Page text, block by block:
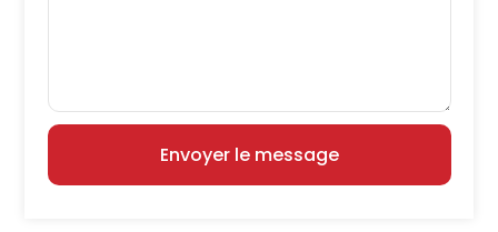
Envoyer le message